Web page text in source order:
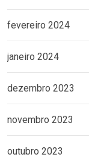
fevereiro 2024
janeiro 2024
dezembro 2023
novembro 2023
outubro 2023